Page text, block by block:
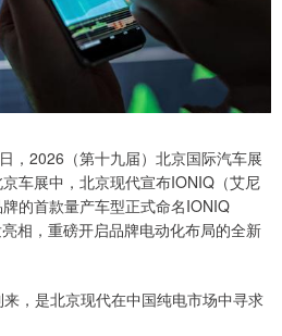
，2026（第十九届）北京国际汽车展
车展中，北京现代宣布IONIQ（艾尼
的首款量产车型正式命名IONIQ
相，重磅开启品牌电动化布局的全新
，是北京现代在中国纯电市场中寻求